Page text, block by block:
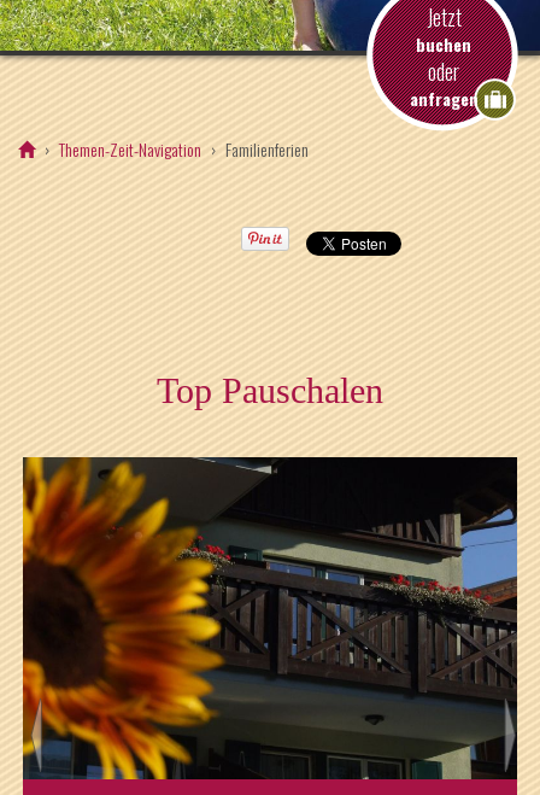
Jetzt
buchen
oder
anfragen
Themen-Zeit-Navigation
Familienferien
Top Pauschalen